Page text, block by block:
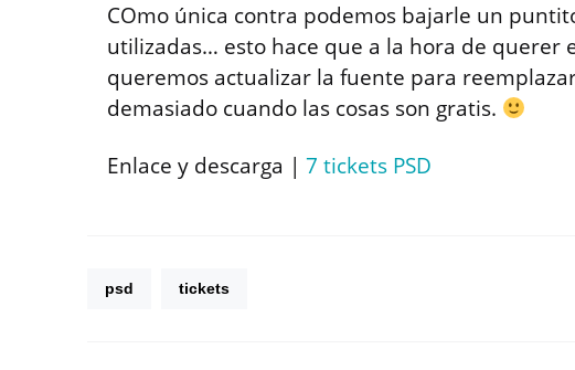
COmo única contra podemos bajarle un
utilizadas… esto hace que a la hora de querer
queremos actualizar la fuente para
demasiado cuando las cosas son gratis.
Enlace y descarga | 7 tickets PSD
psd tickets